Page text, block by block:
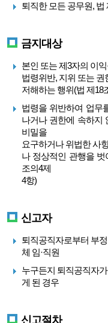
퇴직한 모든 공무원, 법
금지대상
본인 또는 제3자의 이
법령위반, 지위 또는
저해하는 행위(법 제18
법령을 위반하여 업무
나거나 권한에 속하지
비밀을
요구하거나 위법한 사
나 정상적인 관행을
조의4제
4항)
신고자
퇴직공직자로부터 부
체 임·직원
누구든지 퇴직공직자
게 된 경우
신고절차